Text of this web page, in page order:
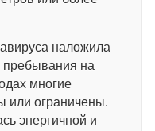
наложила
пребывания на
многие
или ограничены.
энергичной и